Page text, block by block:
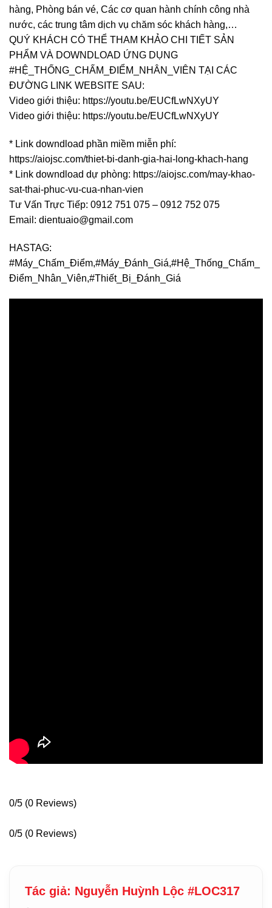
hàng, Phòng bán vé, Các cơ quan hành chính công nhà
nước, các trung tâm dịch vụ chăm sóc khách hàng,…
QUÝ KHÁCH CÓ THỂ THAM KHẢO CHI TIẾT SẢN
PHẨM VÀ DOWNDLOAD ỨNG DỤNG
#HỆ_THỐNG_CHẤM_ĐIỂM_NHÂN_VIÊN TẠI CÁC
ĐƯỜNG LINK WEBSITE SAU:
Video giới thiệu: https://youtu.be/EUCfLwNXyUY
Video giới thiệu: https://youtu.be/EUCfLwNXyUY
* Link downdload phần miềm miễn phí:
https://aiojsc.com/thiet-bi-danh-gia-hai-long-khach-hang
* Link downdload dự phòng: https://aiojsc.com/may-khao-
sat-thai-phuc-vu-cua-nhan-vien
Tư Vấn Trực Tiếp: 0912 751 075 – 0912 752 075
Email: dientuaio@gmail.com
HASTAG:
#Máy_Chấm_Điểm,#Máy_Đánh_Giá,#Hệ_Thống_Chấm_
Điểm_Nhân_Viên,#Thiết_Bị_Đánh_Giá
0/5 (0 Reviews)
0/5 (0 Reviews)
Tác giả: Nguyễn Huỳnh Lộc #LOC317